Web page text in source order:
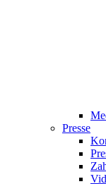
Presse